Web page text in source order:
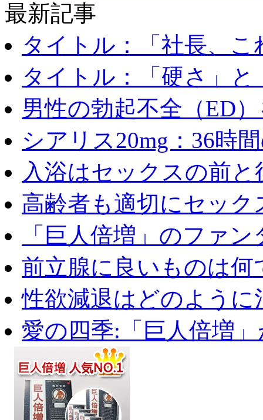
最新記事
タイトル：「社長、こ
タイトル：「硬さ」と
男性の勃起不全（ED
シアリス20mg：36時
入浴はセックスの前と
高齢者も適切にセック
「巨人倍増」のファ
前立腺に良いものは何
性欲減退はどのように
愛の四季:「巨人倍増